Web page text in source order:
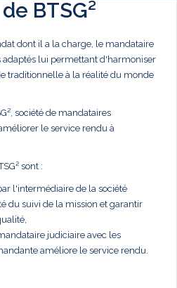
BTSG²
dont il a la charge, le mandataire
adaptés lui permettant d'harmoniser
traditionnelle à la réalité du monde
société de mandataires
le service rendu à
sont :
l'intermédiaire de la société
du suivi de la mission et garantir
judiciaire avec les
améliore le service rendu.